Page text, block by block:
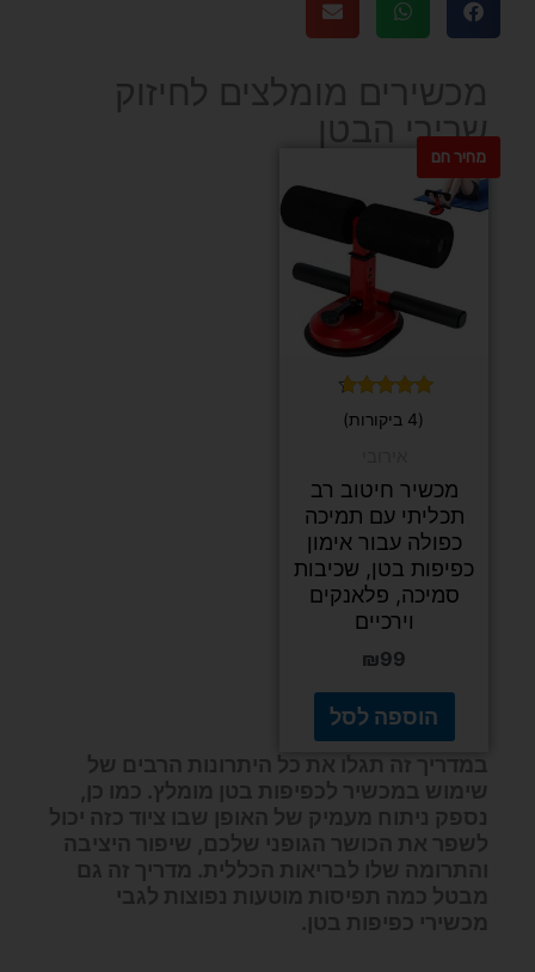
מכשירים מומלצים לחיזוק
שרירי הבטן
מחיר חם
4.50
(4 ביקורות)
מכשיר חיטוב רב
תכליתי עם תמיכה
כפולה עבור אימון
כפיפות בטן, שכיבות
סמיכה, פלאנקים
וירכיים
₪99
הוספה לסל
במדריך זה תגלו את כל היתרונות הרבים של
שימוש במכשיר לכפיפות בטן מומלץ. כמו כן,
נספק ניתוח מעמיק של האופן שבו ציוד כזה יכול
לשפר את הכושר הגופני שלכם, שיפור היציבה
והתרומה שלו לבריאות הכללית. מדריך זה גם
מבטל כמה תפיסות מוטעות נפוצות לגבי
מכשירי כפיפות בטן.